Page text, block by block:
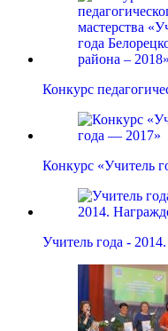
Конкурс
Конкурс «Учитель
Учитель года -